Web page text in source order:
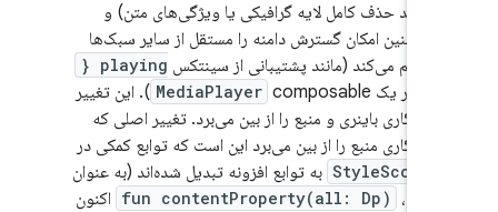
(مانند حذف کامل لایه گرافیکی یا ویژگی‌های متن) و
همچنین امکان گسترش دامنه را مستقل از سایر سبک‌ها
فراهم می‌کند (مانند پشتیبانی از سینتکس
playing {
MediaPlayer composable). این تغییر
سازگاری باینری و منبع را از بین می‌برد. تغییر اصلی که
سازگاری منبع را از بین می‌برد این است که توابع کمکی در
StyleScope به توابع افزونه تبدیل شده‌اند (به عنوان
fun contentProperty(all: Dp) اکنون